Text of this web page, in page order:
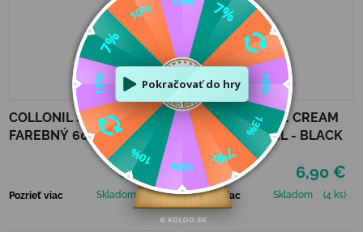
COLLONIL SHOE CREAM
FAREBNÝ 60 ML - DARK
6,90 €
Pozrieť viac Skladom (2 ks)
COLLONIL SHOE CREAM
FAREBNÝ 60 ML - BLACK
6,90 €
Pozrieť viac Skladom (4 ks)